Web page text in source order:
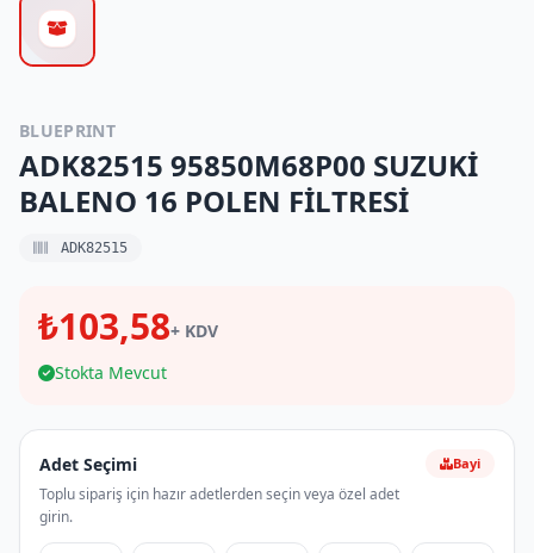
BLUEPRINT
ADK82515 95850M68P00 SUZUKİ
BALENO 16 POLEN FİLTRESİ
ADK82515
₺103,58+ KDV
Stokta Mevcut
Adet Seçimi
Toplu sipariş için hazır adetlerden seçin veya özel adet
girin.
Bayi